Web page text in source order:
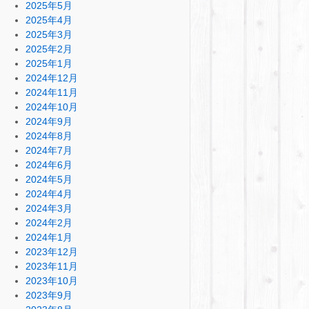
2025年5月
2025年4月
2025年3月
2025年2月
2025年1月
2024年12月
2024年11月
2024年10月
2024年9月
2024年8月
2024年7月
2024年6月
2024年5月
2024年4月
2024年3月
2024年2月
2024年1月
2023年12月
2023年11月
2023年10月
2023年9月